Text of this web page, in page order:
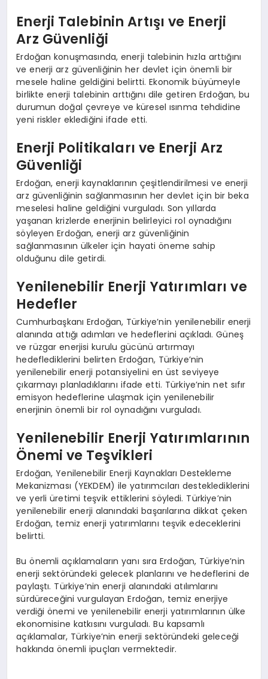
Enerji Talebinin Artışı ve Enerji
Arz Güvenliği
Erdoğan konuşmasında, enerji talebinin hızla arttığını
ve enerji arz güvenliğinin her devlet için önemli bir
mesele haline geldiğini belirtti. Ekonomik büyümeyle
birlikte enerji talebinin arttığını dile getiren Erdoğan, bu
durumun doğal çevreye ve küresel ısınma tehdidine
yeni riskler eklediğini ifade etti.
Enerji Politikaları ve Enerji Arz
Güvenliği
Erdoğan, enerji kaynaklarının çeşitlendirilmesi ve enerji
arz güvenliğinin sağlanmasının her devlet için bir beka
meselesi haline geldiğini vurguladı. Son yıllarda
yaşanan krizlerde enerjinin belirleyici rol oynadığını
söyleyen Erdoğan, enerji arz güvenliğinin
sağlanmasının ülkeler için hayati öneme sahip
olduğunu dile getirdi.
Yenilenebilir Enerji Yatırımları ve
Hedefler
Cumhurbaşkanı Erdoğan, Türkiye’nin yenilenebilir enerji
alanında attığı adımları ve hedeflerini açıkladı. Güneş
ve rüzgar enerjisi kurulu gücünü artırmayı
hedeflediklerini belirten Erdoğan, Türkiye’nin
yenilenebilir enerji potansiyelini en üst seviyeye
çıkarmayı planladıklarını ifade etti. Türkiye’nin net sıfır
emisyon hedeflerine ulaşmak için yenilenebilir
enerjinin önemli bir rol oynadığını vurguladı.
Yenilenebilir Enerji Yatırımlarının
Önemi ve Teşvikleri
Erdoğan, Yenilenebilir Enerji Kaynakları Destekleme
Mekanizması (YEKDEM) ile yatırımcıları desteklediklerini
ve yerli üretimi teşvik ettiklerini söyledi. Türkiye’nin
yenilenebilir enerji alanındaki başarılarına dikkat çeken
Erdoğan, temiz enerji yatırımlarını teşvik edeceklerini
belirtti.
Bu önemli açıklamaların yanı sıra Erdoğan, Türkiye’nin
enerji sektöründeki gelecek planlarını ve hedeflerini de
paylaştı. Türkiye’nin enerji alanındaki atılımlarını
sürdüreceğini vurgulayan Erdoğan, temiz enerjiye
verdiği önemi ve yenilenebilir enerji yatırımlarının ülke
ekonomisine katkısını vurguladı. Bu kapsamlı
açıklamalar, Türkiye’nin enerji sektöründeki geleceği
hakkında önemli ipuçları vermektedir.